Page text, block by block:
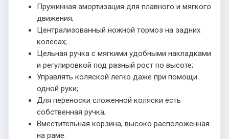
Пружинная амортизация для плавного и мягкого
движения;
Централизованный ножной тормоз на задних
колёсах;
Цельная ручка с мягкими удобными накладками
и регулировкой под разный рост по высоте;
Управлять коляской легко даже при помощи
одной руки;
Для переноски сложенной коляски есть
собственная ручка;
Вместительная корзина, высоко расположенная
на раме: